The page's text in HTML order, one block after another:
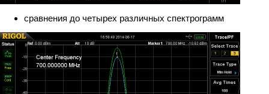
сравнения до четырех различных спектрограмм